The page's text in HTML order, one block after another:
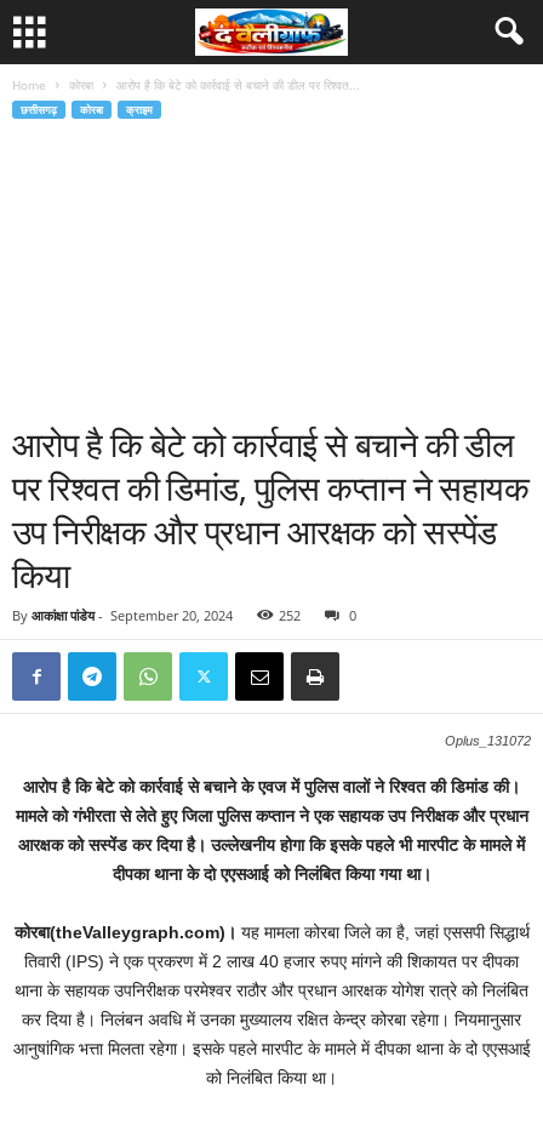
Home कोरबा आरोप है कि बेटे को कार्रवाई से बचाने की डील पर रिश्वत...
छत्तीसगढ़ कोरबा क्राइम
आरोप है कि बेटे को कार्रवाई से बचाने की डील
पर रिश्वत की डिमांड, पुलिस कप्तान ने सहायक
उप निरीक्षक और प्रधान आरक्षक को सस्पेंड
किया
By आकांक्षा पांडेय- September 20, 2024 252 0
Oplus_131072
आरोप है कि बेटे को कार्रवाई से बचाने के एवज में पुलिस वालों ने रिश्वत की डिमांड की।
मामले को गंभीरता से लेते हुए जिला पुलिस कप्तान ने एक सहायक उप निरीक्षक और प्रधान
आरक्षक को सस्पेंड कर दिया है। उल्लेखनीय होगा कि इसके पहले भी मारपीट के मामले में
दीपका थाना के दो एएसआई को निलंबित किया गया था।
कोरबा(theValleygraph.com)। यह मामला कोरबा जिले का है, जहां एससपी सिद्धार्थ
तिवारी (IPS) ने एक प्रकरण में 2 लाख 40 हजार रुपए मांगने की शिकायत पर दीपका
थाना के सहायक उपनिरीक्षक परमेश्वर राठौर और प्रधान आरक्षक योगेश रात्रे को निलंबित
कर दिया है। निलंबन अवधि में उनका मुख्यालय रक्षित केन्द्र कोरबा रहेगा। नियमानुसार
आनुषांगिक भत्ता मिलता रहेगा। इसके पहले मारपीट के मामले में दीपका थाना के दो एएसआई
को निलंबित किया था।